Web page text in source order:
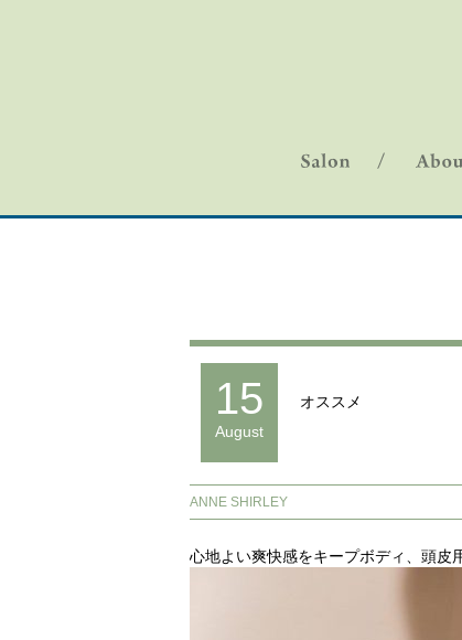
15
August
オススメ
ANNE SHIRLEY
心地よい爽快感をキープボディ、頭皮